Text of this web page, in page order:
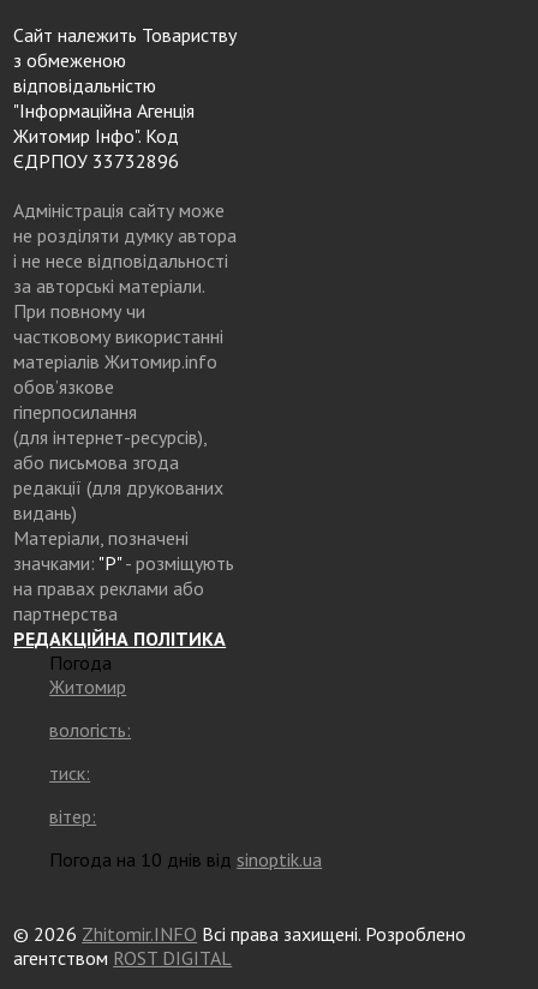
Сайт належить Товариству
з обмеженою
відповідальністю
"Інформаційна Агенція
Житомир Інфо". Код
ЄДРПОУ 33732896
Адміністрація сайту може
не розділяти думку автора
і не несе відповідальності
за авторські матеріали.
При повному чи
частковому використанні
матеріалів Житомир.info
обов’язкове
гіперпосилання
(для інтернет-ресурсів),
або письмова згода
редакції (для друкованих
видань)
Матеріали, позначені
значками: "Р"- розміщують
на правах реклами або
партнерства
РЕДАКЦІЙНА ПОЛІТИКА
Погода
Житомир
вологість:
тиск:
вітер:
Погода на 10 днів відsinoptik.ua
© 2026 Zhitomir.INFO Всі права захищені. Розроблено
агентством ROST DIGITAL